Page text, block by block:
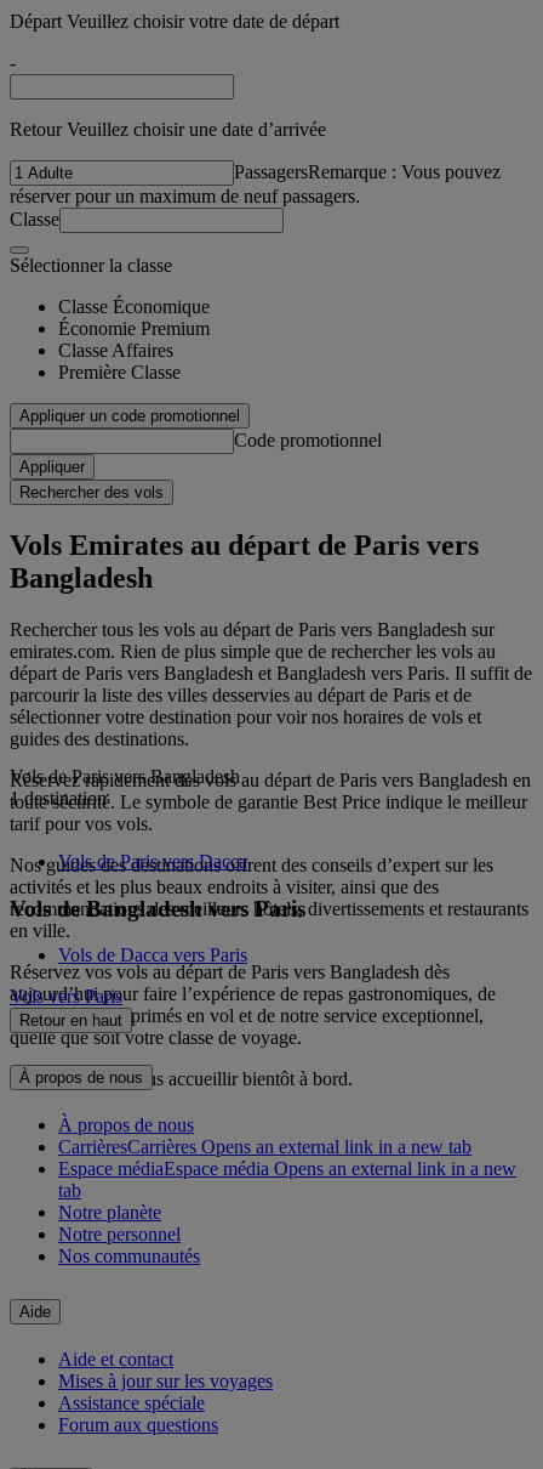
Départ Veuillez choisir votre date de départ
-
Retour Veuillez choisir une date d’arrivée
PassagersRemarque : Vous pouvez
réserver pour un maximum de neuf passagers.
Classe
Sélectionner la classe
Classe Économique
Économie Premium
Classe Affaires
Première Classe
Appliquer un code promotionnel
Code promotionnel
Appliquer
Rechercher des vols
Vols Emirates au départ de Paris vers
Bangladesh
Rechercher tous les vols au départ de Paris vers Bangladesh sur
emirates.com. Rien de plus simple que de rechercher les vols au
départ de Paris vers Bangladesh et Bangladesh vers Paris. Il suffit de
parcourir la liste des villes desservies au départ de Paris et de
sélectionner votre destination pour voir nos horaires de vols et
guides des destinations.
Réservez rapidement des vols au départ de Paris vers Bangladesh en
toute sécurité. Le symbole de garantie Best Price indique le meilleur
tarif pour vos vols.
Nos guides des destinations offrent des conseils d’expert sur les
activités et les plus beaux endroits à visiter, ainsi que des
recommandations des meilleurs hôtels, divertissements et restaurants
en ville.
Réservez vos vols au départ de Paris vers Bangladesh dès
aujourd’hui pour faire l’expérience de repas gastronomiques, de
divertissements primés en vol et de notre service exceptionnel,
quelle que soit votre classe de voyage.
Nous espérons vous accueillir bientôt à bord.
Vols de Paris vers Bangladesh
1 destination
Vols de Paris vers Dacca
Vols de Bangladesh vers Paris
Vols de Dacca vers Paris
Vols vers Paris
Retour en haut
À propos de nous
À propos de nous
CarrièresCarrières Opens an external link in a new tab
Espace médiaEspace média Opens an external link in a new
tab
Notre planète
Notre personnel
Nos communautés
Aide
Aide et contact
Mises à jour sur les voyages
Assistance spéciale
Forum aux questions